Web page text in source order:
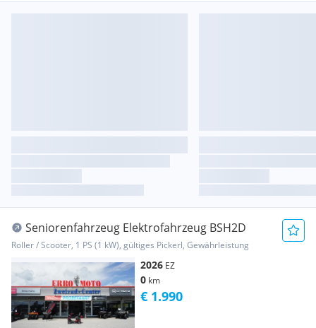
Seniorenfahrzeug Elektrofahrzeug BSH2D
Roller / Scooter, 1 PS (1 kW), gültiges Pickerl, Gewährleistung
2026 EZ
0 km
€ 1.990